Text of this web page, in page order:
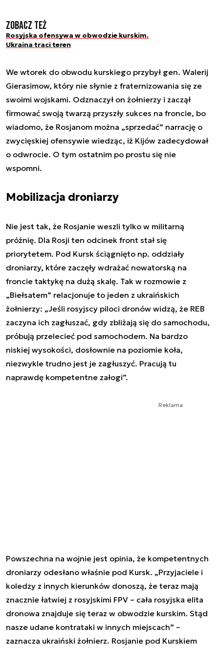
Zobacz też
Rosyjska ofensywa w obwodzie kurskim.
Ukraina traci teren
We wtorek do obwodu kurskiego przybył gen. Walerij
Gierasimow, który nie słynie z fraternizowania się ze
swoimi wojskami. Odznaczył on żołnierzy i zaczął
firmować swoją twarzą przyszły sukces na froncie, bo
wiadomo, że Rosjanom można „sprzedać” narrację o
zwycięskiej ofensywie wiedząc, iż Kijów zadecydował
o odwrocie. O tym ostatnim po prostu się nie
wspomni.
Mobilizacja droniarzy
Nie jest tak, że Rosjanie weszli tylko w militarną
próżnię. Dla Rosji ten odcinek front stał się
priorytetem. Pod Kursk ściągnięto np. oddziały
droniarzy, które zaczęły wdrażać nowatorską na
froncie taktykę na dużą skalę. Tak w rozmowie z
„Biełsatem” relacjonuje to jeden z ukraińskich
żołnierzy: „Jeśli rosyjscy piloci dronów widzą, że REB
zaczyna ich zagłuszać, gdy zbliżają się do samochodu,
próbują przelecieć pod samochodem. Na bardzo
niskiej wysokości, dosłownie na poziomie koła,
niezwykle trudno jest je zagłuszyć. Pracują tu
naprawdę kompetentne załogi”.
Reklama
Powszechna na wojnie jest opinia, że kompetentnych
droniarzy odesłano właśnie pod Kursk. „Przyjaciele i
koledzy z innych kierunków donoszą, że teraz mają
znacznie łatwiej z rosyjskimi FPV – cała rosyjska elita
dronowa znajduje się teraz w obwodzie kurskim. Stąd
nasze udane kontrataki w innych miejscach” –
zaznacza ukraiński żołnierz. Rosjanie pod Kurskiem